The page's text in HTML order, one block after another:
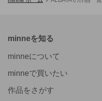
minneを知る
minneについて
minneで買いたい
作品をさがす